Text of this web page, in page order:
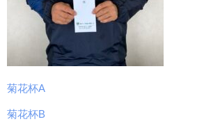
菊花杯A
菊花杯B